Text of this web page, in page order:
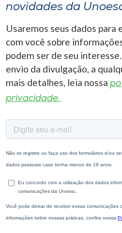
novidades da
Usaremos seus dados
com você sobre
podem ser de seu
envio da divulgação, a
mais detalhes, leia nossa
privacidade.